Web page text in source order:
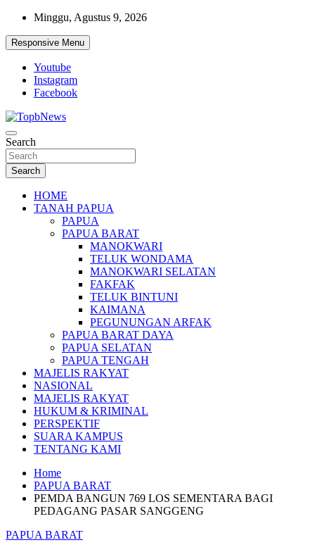
Skip
content
Minggu, Agustus 9, 2026
Responsive Menu
Youtube
Instagram
Facebook
Search
Search
HOME
TANAH PAPUA
PAPUA
PAPUA BARAT
MANOKWARI
TELUK WONDAMA
MANOKWARI SELATAN
FAKFAK
TELUK BINTUNI
KAIMANA
PEGUNUNGAN ARFAK
PAPUA BARAT DAYA
PAPUA SELATAN
PAPUA TENGAH
MAJELIS RAKYAT
NASIONAL
MAJELIS RAKYAT
HUKUM & KRIMINAL
PERSPEKTIF
SUARA KAMPUS
TENTANG KAMI
Home
PAPUA BARAT
PEMDA BANGUN 769 LOS SEMENTARA BAGI
PEDAGANG PASAR SANGGENG
PAPUA BARAT